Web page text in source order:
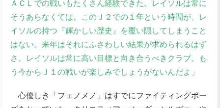
ＡＣＬでの戦いもたくさん経験できた。レイソルは常に
そうあらなくては。このＪ２での１年という時間が、レ
イソルの持つ『輝かしい歴史』を覆い隠してしまうこと
はない。来年はそれにふさわしい結果が求められるはず
さ。レイソルは常に高い目標と向き合うべきクラブ。も
う今からＪ１の戦いが楽しみでしょうがないんだよ」
心優しき「フェノメノ」はすでにファイティングポー